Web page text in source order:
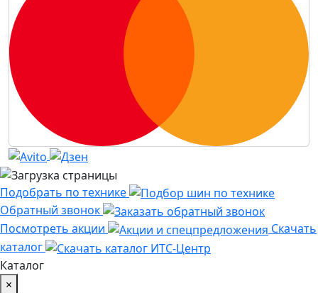
Подобрать по технике
Обратный звонок
Посмотреть акции
Скачать
каталог
Каталог
×